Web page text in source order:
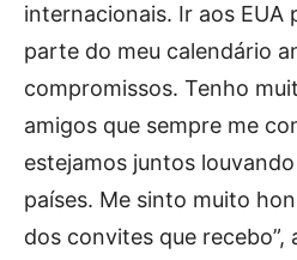
internacionais. Ir aos EUA
parte do meu calendário
compromissos. Tenho
amigos que sempre me
estejamos juntos
países. Me sinto muito
dos convites que